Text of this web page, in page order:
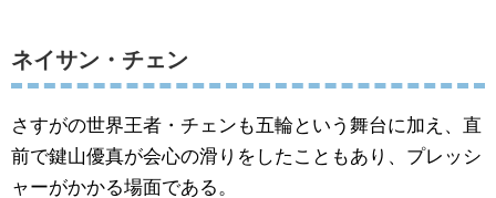
ネイサン・チェン
さすがの世界王者・チェンも五輪という舞台に加え、直
前で鍵山優真が会心の滑りをしたこともあり、プレッシ
ャーがかかる場面である。